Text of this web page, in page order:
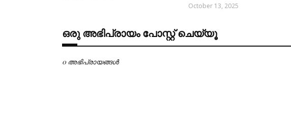
October 13, 2025
ഒരു അഭിപ്രായം പോസ്റ്റ് ചെയ്യൂ
0 അഭിപ്രായങ്ങള്‍